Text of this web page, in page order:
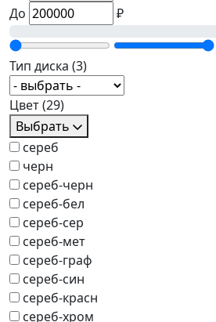
До
₽
Тип диска (3)
Цвет(29)
Выбрать
сереб
черн
сереб-черн
сереб-бел
сереб-сер
сереб-мет
сереб-граф
сереб-син
сереб-красн
сереб-хром